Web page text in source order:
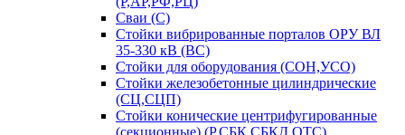
Сваи (С)
Стойки вибрированные порталов ОРУ ВЛ
35-330 кВ (ВС)
Стойки для оборудования (СОН,УСО)
Стойки железобетонные цилиндрические
(СЦ,СЦП)
Стойки конические центрифугированные
(секционные) (Р,СБК,СБКД,ОТС)